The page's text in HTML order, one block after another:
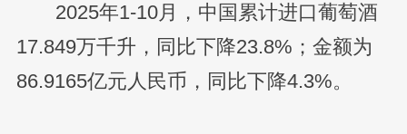
2025年1-10月，中国累计进口葡萄酒
17.849万千升，同比下降23.8%；金额为
86.9165亿元人民币，同比下降4.3%。